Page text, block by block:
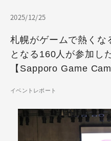
2025/12/25
札幌がゲームで熱く
となる160人が参加し
【Sapporo Game
イベントレポート